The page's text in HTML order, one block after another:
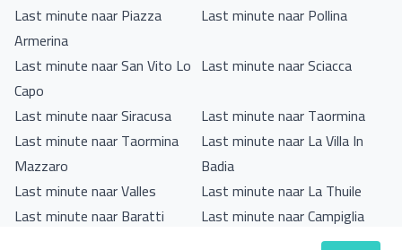
Last minute naar Piazza
Armerina
Last minute naar Pollina
Last minute naar San Vito Lo
Capo
Last minute naar Sciacca
Last minute naar Siracusa
Last minute naar Taormina
Last minute naar Taormina
Mazzaro
Last minute naar La Villa In
Badia
Last minute naar Valles
Last minute naar La Thuile
Last minute naar Baratti
Last minute naar Campiglia